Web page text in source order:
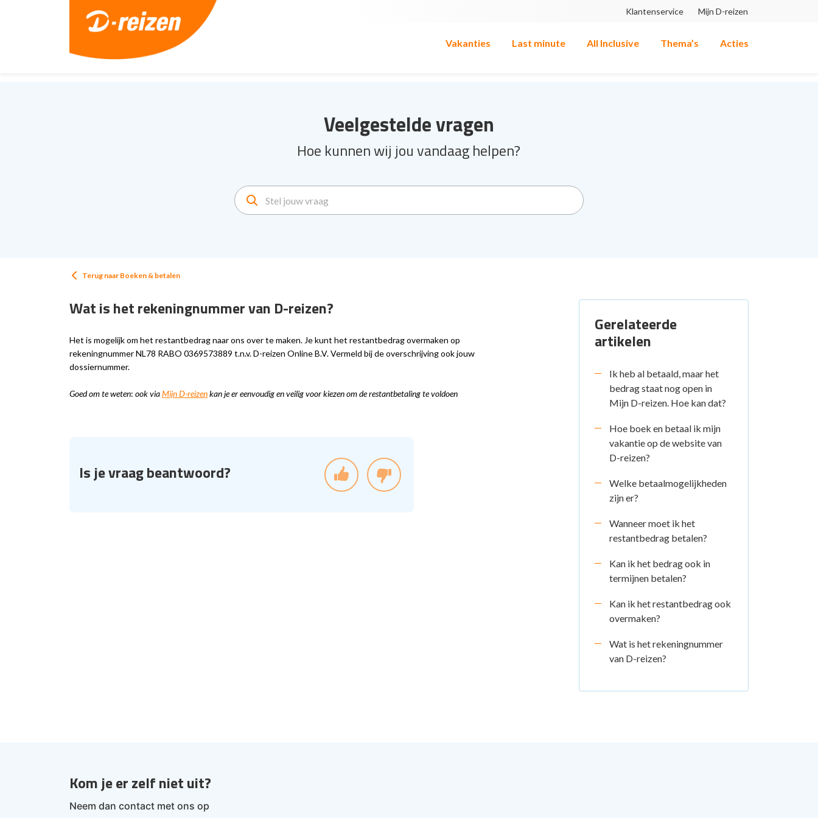
Klantenservice Mijn D-reizen
Vakanties Last minute All Inclusive Thema’s Acties
Veelgestelde vragen
Hoe kunnen wij jou vandaag helpen?
Terug naar Boeken & betalen
Wat is het rekeningnummer van D-reizen?
Het is mogelijk om het restantbedrag naar ons over te maken. Je kunt het restantbedrag overmaken op
rekeningnummer NL78 RABO 0369573889 t.n.v. D-reizen Online B.V. Vermeld bij de overschrijving ook jouw
dossiernummer.
Goed om te weten: ook viaMijn D-reizenkan je er eenvoudig en veilig voor kiezen om de restantbetaling te voldoen
Is je vraag beantwoord?
Gerelateerde
artikelen
Ik heb al betaald, maar het
bedrag staat nog open in
Mijn D-reizen. Hoe kan dat?
Hoe boek en betaal ik mijn
vakantie op de website van
D-reizen?
Welke betaalmogelijkheden
zijn er?
Wanneer moet ik het
restantbedrag betalen?
Kan ik het bedrag ook in
termijnen betalen?
Kan ik het restantbedrag ook
overmaken?
Wat is het rekeningnummer
van D-reizen?
Kom je er zelf niet uit?
Neem dan contact met ons op